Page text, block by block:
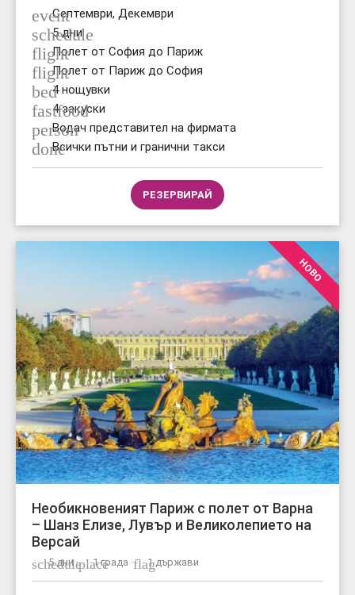
event
Септември, Декември
schedule
5 дни
flightПолет от София до Париж
flightПолет от Париж до София
bed4 нощувки
fastfood
4 закуски
person
Водач представител на фирмата
doneВсички пътни и гранични такси
РЕЗЕРВИРАЙ
НОВО
Необикновеният Париж с полет от Варна
– Шанз Елизе, Лувър и Великолепието на
Версай
schedule
5 дни ·place1 града ·flag1 държави